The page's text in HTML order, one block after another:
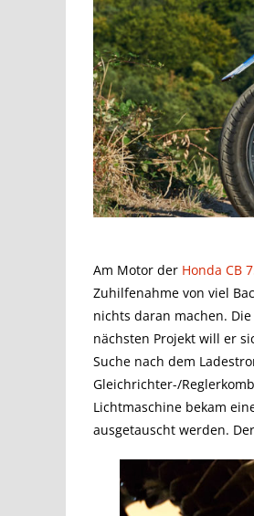
Am Motor der Honda CB
Zuhilfenahme von viel
nichts daran machen.
nächsten Projekt will er
Suche nach dem
Gleichrichter-/
Lichtmaschine bekam
ausgetauscht werden.